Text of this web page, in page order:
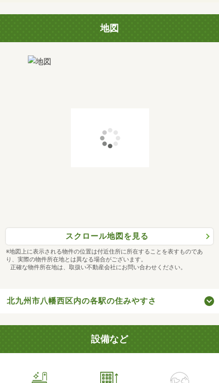
地図
スクロール地図を見る
※地図上に表示される物件の位置は付近住所に所在することを表すものであ
り、実際の物件所在地とは異なる場合がございます。
正確な物件所在地は、取扱い不動産会社にお問い合わせください。
北九州市八幡西区内の各駅の住みやすさ
設備など